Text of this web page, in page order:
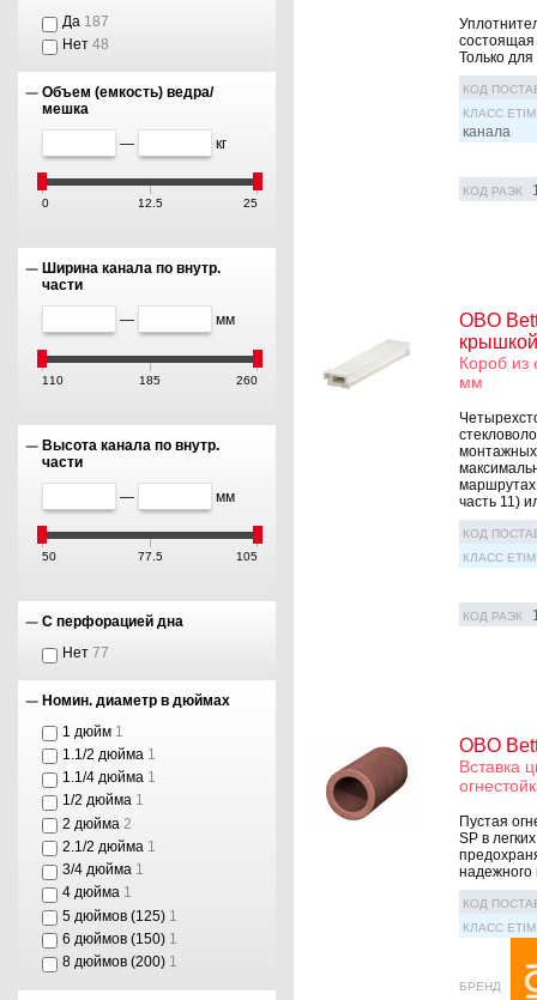
Да 187
Нет 48
Объем (емкость) ведра/
мешка
— кг
0 12.5 25
Ширина канала по внутр.
части
— мм
110 185 260
Высота канала по внутр.
части
— мм
50 77.5 105
С перфорацией дна
Нет 77
Номин. диаметр в дюймах
1 дюйм 1
1.1/2 дюйма 1
1.1/4 дюйма 1
1/2 дюйма 1
2 дюйма 2
2.1/2 дюйма 1
3/4 дюйма 1
4 дюйма 1
5 дюймов (125) 1
6 дюймов (150) 1
8 дюймов (200) 1
состоящая
Только для
КОД
КЛАСС ETIM
канала
КОД РАЭК
OBO
Короб из
мм
маршрутах
часть 11)
КОД
КЛАСС ETIM
КОД РАЭК
OBO
Вставка
Пустая
SP в
надежного
КОД
КЛАСС ETIM
БРЕНД